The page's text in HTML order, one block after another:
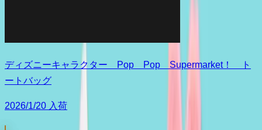
ディズニーキャラクター Pop Pop Supermarket！ ト
ートバッグ
2026/1/20 入荷